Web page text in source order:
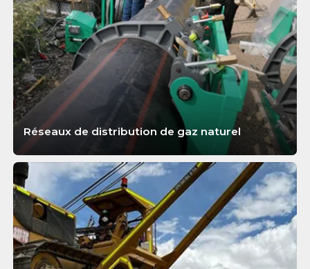
Réseaux de distribution de gaz naturel
APPRENDRE ENCORE PLUS